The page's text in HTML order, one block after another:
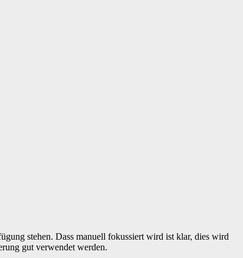
stehen. Dass manuell fokussiert wird ist klar, dies wird
gut verwendet werden.